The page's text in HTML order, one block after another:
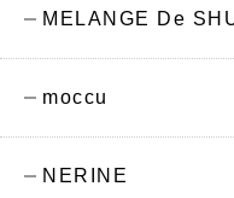
MELANGE De
moccu
NERINE